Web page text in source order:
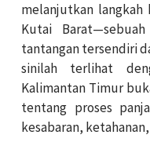
melanjutkan langkah
Kutai
tantangan tersendiri
sinilah terlihat
Kalimantan Timur
tentang proses
kesabaran,